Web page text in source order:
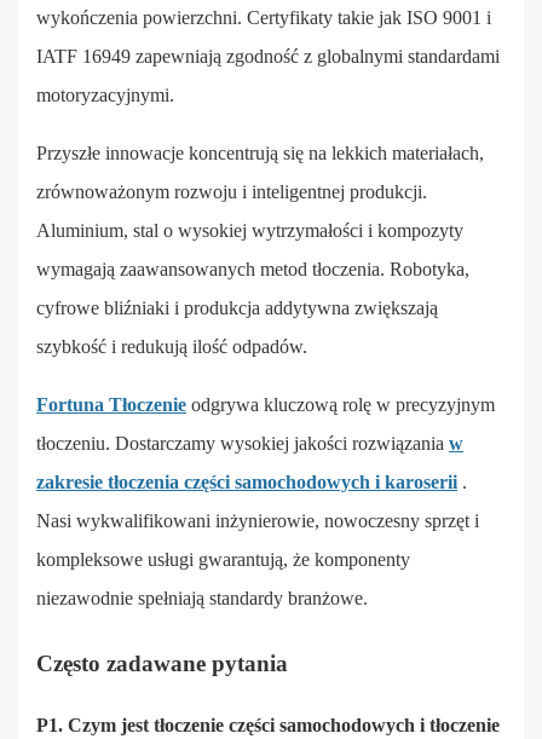
wykończenia powierzchni. Certyfikaty takie jak ISO 9001 i
IATF 16949 zapewniają zgodność z globalnymi standardami
motoryzacyjnymi.
Przyszłe innowacje koncentrują się na lekkich materiałach,
zrównoważonym rozwoju i inteligentnej produkcji.
Aluminium, stal o wysokiej wytrzymałości i kompozyty
wymagają zaawansowanych metod tłoczenia. Robotyka,
cyfrowe bliźniaki i produkcja addytywna zwiększają
szybkość i redukują ilość odpadów.
Fortuna Tłoczenie odgrywa kluczową rolę w precyzyjnym
tłoczeniu. Dostarczamy wysokiej jakości rozwiązania w
zakresie tłoczenia części samochodowych i karoserii.
Nasi wykwalifikowani inżynierowie, nowoczesny sprzęt i
kompleksowe usługi gwarantują, że komponenty
niezawodnie spełniają standardy branżowe.
Często zadawane pytania
P1. Czym jest tłoczenie części samochodowych i tłoczenie